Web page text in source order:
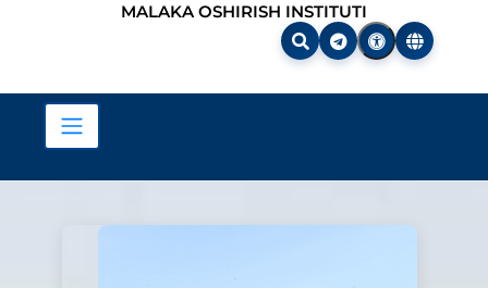
MALAKA OSHIRISH INSTITUTI